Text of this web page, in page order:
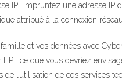
IP Empruntez une adresse
attribué à la connexion
et vos données avec
: ce que vous devriez
de l’utilisation de ces services